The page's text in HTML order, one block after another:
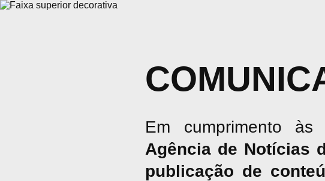
Em cumprimento às
Agência de Notícias
publicação de